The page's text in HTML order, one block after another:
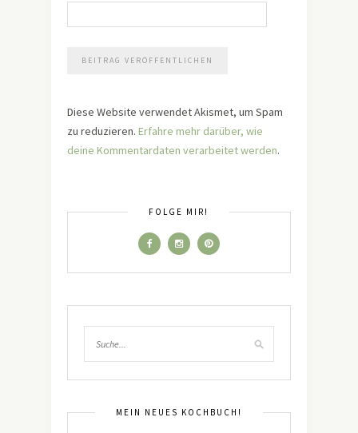
Diese Website verwendet Akismet, um Spam
zu reduzieren. Erfahre mehr darüber, wie
deine Kommentardaten verarbeitet werden.
FOLGE MIR!
MEIN NEUES KOCHBUCH!